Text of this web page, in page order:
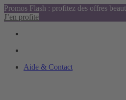
Promos Flash : profitez des offres
J’en profite
Aide & Contact